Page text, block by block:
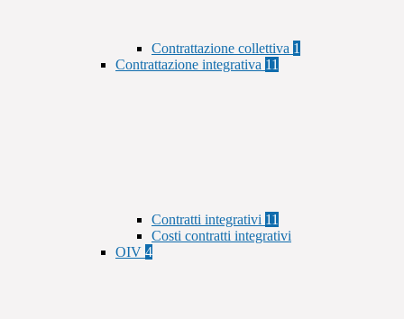
Contrattazione collettiva 1
Contrattazione integrativa 11
Contratti integrativi 11
Costi contratti integrativi
OIV 4